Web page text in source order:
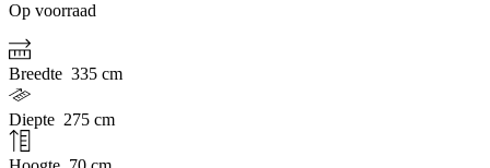
Op voorraad
Breedte 335 cm
Diepte 275 cm